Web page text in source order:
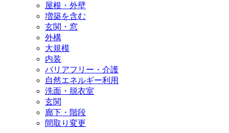
屋根・外壁
増築を含む
玄関・窓
外構
大規模
内装
バリアフリー・介護
自然エネルギー利用
洗面・脱衣室
玄関
廊下・階段
間取り変更